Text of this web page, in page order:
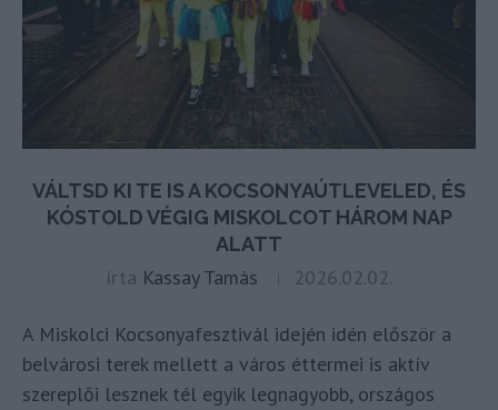
VÁLTSD KI TE IS A KOCSONYAÚTLEVELED, ÉS
KÓSTOLD VÉGIG MISKOLCOT HÁROM NAP
ALATT
írta Kassay Tamás 2026.02.02.
A Miskolci Kocsonyafesztivál idején idén először a
belvárosi terek mellett a város éttermei is aktív
szereplői lesznek tél egyik legnagyobb, országos